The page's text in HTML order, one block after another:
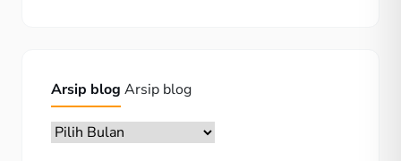
Arsip blog Arsip blog